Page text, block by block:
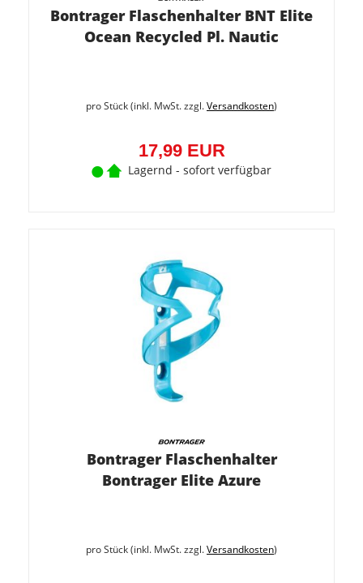
Bontrager Flaschenhalter BNT Elite
Ocean Recycled Pl. Nautic
pro Stück (inkl. MwSt. zzgl.Versandkosten)
17,99 EUR
Lagernd - sofort verfügbar
Bontrager Flaschenhalter
Bontrager Elite Azure
pro Stück (inkl. MwSt. zzgl.Versandkosten)